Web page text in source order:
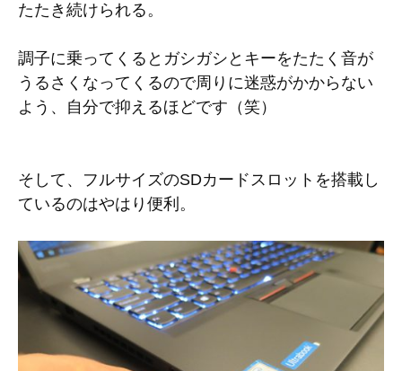
たたき続けられる。
調子に乗ってくるとガシガシとキーをたたく音が
うるさくなってくるので周りに迷惑がかからない
よう、自分で抑えるほどです（笑）
そして、フルサイズのSDカードスロットを搭載し
ているのはやはり便利。